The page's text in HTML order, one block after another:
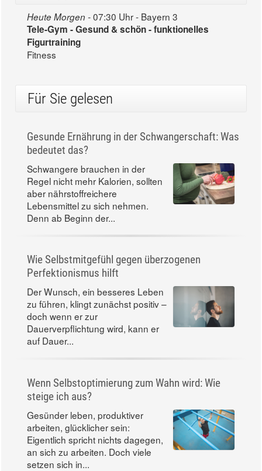
Heute Morgen -07:30 Uhr - Bayern 3
Tele-Gym - Gesund & schön - funktionelles
Figurtraining
Fitness
Für Sie gelesen
Gesunde Ernährung in der Schwangerschaft: Was
bedeutet das?
Schwangere brauchen in der
Regel nicht mehr Kalorien, sollten
aber nährstoffreichere
Lebensmittel zu sich nehmen.
Denn ab Beginn der...
Wie Selbstmitgefühl gegen überzogenen
Perfektionismus hilft
Der Wunsch, ein besseres Leben
zu führen, klingt zunächst positiv –
doch wenn er zur
Dauerverpflichtung wird, kann er
auf Dauer...
Wenn Selbstoptimierung zum Wahn wird: Wie
steige ich aus?
Gesünder leben, produktiver
arbeiten, glücklicher sein:
Eigentlich spricht nichts dagegen,
an sich zu arbeiten. Doch viele
setzen sich in...